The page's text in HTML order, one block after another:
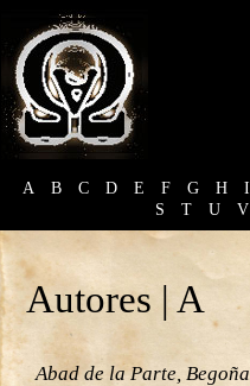
A B C D E F G H I
S
T U V
Autores | A
Abad de la Parte, Begoña